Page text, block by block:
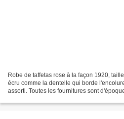
Robe de taffetas rose à la façon 1920,
écru comme la dentelle qui borde
assorti. Toutes les fournitures sont